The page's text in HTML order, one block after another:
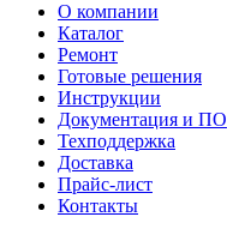
О компании
Каталог
Ремонт
Готовые решения
Инструкции
Документация и ПО
Техподдержка
Доставка
Прайс-лист
Контакты